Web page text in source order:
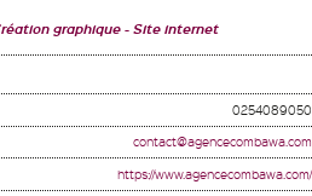
graphique Site internet
0254089050
contact@agencecombawa.com
https://www.agencecombawa.com/